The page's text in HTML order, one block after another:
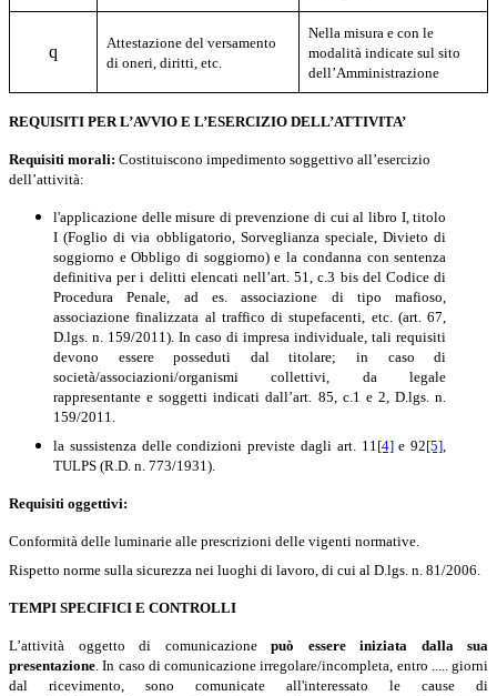
q
Attestazione del versamento
di oneri, diritti, etc.
Nella misura e con le
modalità indicate sul sito
dell’Amministrazione
REQUISITI PER L’AVVIO E L’ESERCIZIO DELL’ATTIVITA’
Requisiti morali: Costituiscono impedimento soggettivo all’esercizio
dell’attività:
l'applicazione delle misure di prevenzione di cui al libro I, titolo
I (Foglio di via obbligatorio, Sorveglianza speciale, Divieto di
soggiorno e Obbligo di soggiorno) e la condanna con sentenza
definitiva per i delitti elencati nell’art. 51, c.3 bis del Codice di
Procedura Penale, ad es. associazione di tipo mafioso,
associazione finalizzata al traffico di stupefacenti, etc. (art. 67,
D.lgs. n. 159/2011). In caso di impresa individuale, tali requisiti
devono essere posseduti dal titolare; in caso di
società/associazioni/organismi collettivi, da legale
rappresentante e soggetti indicati dall’art. 85, c.1 e 2, D.lgs. n.
159/2011.
la sussistenza delle condizioni previste dagli art. 11[4]e 92[5],
TULPS (R.D. n. 773/1931).
Requisiti oggettivi:
Conformità delle luminarie alle prescrizioni delle vigenti normative.
Rispetto norme sulla sicurezza nei luoghi di lavoro, di cui al D.lgs. n. 81/2006.
TEMPI SPECIFICI E CONTROLLI
L’attività oggetto di comunicazione può essere iniziata dalla sua
presentazione. In caso di comunicazione irregolare/incompleta, entro ..... giorni
dal ricevimento, sono comunicate all'interessato le cause di